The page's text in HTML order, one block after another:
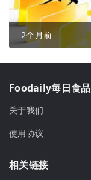
2个月前
Foodaily每日食品
关于我们
使用协议
相关链接